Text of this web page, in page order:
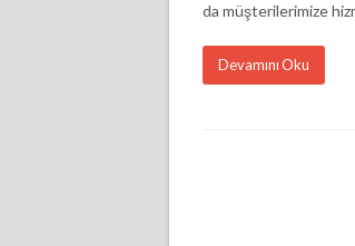
da müşterilerimize
Devamını Oku